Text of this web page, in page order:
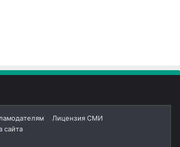
Лицензия СМИ
сайта